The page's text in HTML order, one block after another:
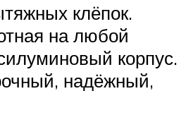
клёпок.
на любой
корпус.
надёжный,